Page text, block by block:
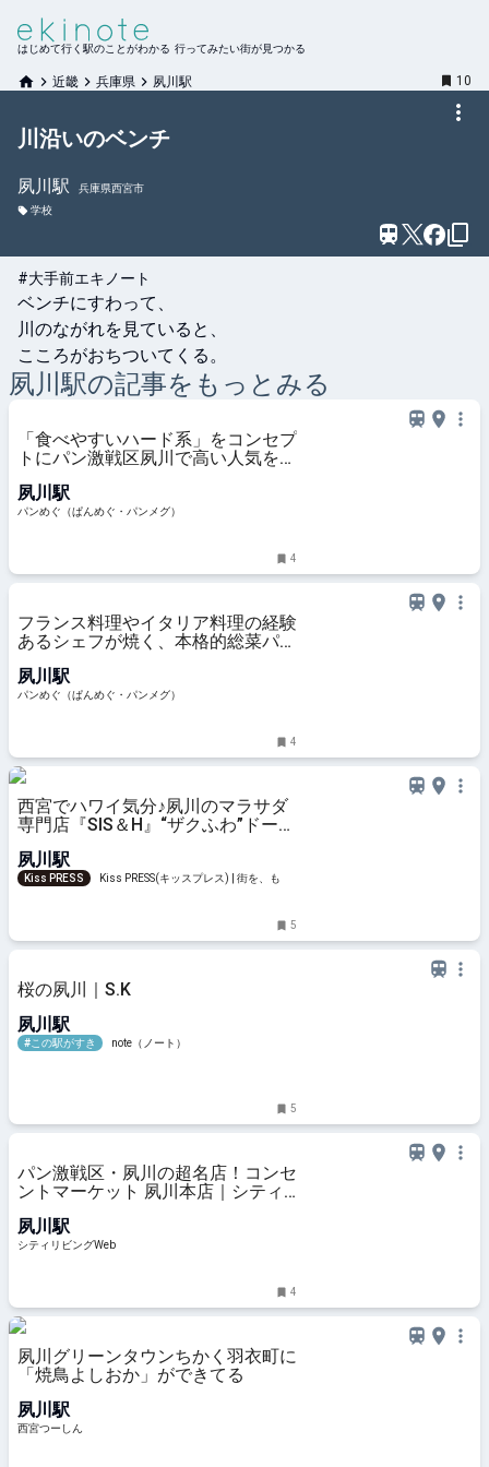
はじめて行く駅のことがわかる 行ってみたい街が見つかる
近畿 兵庫県 夙川駅 10
川沿いのベンチ
夙川駅
兵庫県西宮市
学校
#大手前エキノート
ベンチにすわって、
川のながれを見ていると、
こころがおちついてくる。
夙川駅の記事をもっとみる
「食べやすいハード系」をコンセプ
トにパン激戦区夙川で高い人気を保
県・西宮市）
夙川駅
パンめぐ（ぱんめぐ・パンメグ）
4
フランス料理やイタリア料理の経験
あるシェフが焼く、本格的総菜パン
ランジェリーミヤナガ】（兵庫県・
西宮市）
夙川駅
パンめぐ（ぱんめぐ・パンメグ）
4
西宮でハワイ気分♪夙川のマラサダ
専門店『SIS＆H』“ザクふわ”ドーナ
夙川駅
Kiss PRESS
Kiss PRESS(キッスプレス) | 街を、もっ
5
桜の夙川｜S.K
夙川駅
#この駅がすき note（ノート）
5
パン激戦区・夙川の超名店！コンセ
ントマーケット 夙川本店｜シティ
夙川駅
シティリビングWeb
4
夙川グリーンタウンちかく羽衣町に
「焼鳥よしおか」ができてる
夙川駅
西宮つーしん